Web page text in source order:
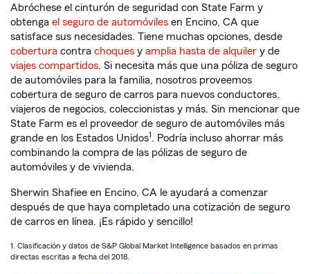
Abróchese el cinturón de seguridad con State Farm y
obtenga el seguro de automóviles en Encino, CA que
satisface sus necesidades. Tiene muchas opciones, desde
cobertura contra choques y amplia hasta de alquiler y de
viajes compartidos. Si necesita más que una póliza de seguro
de automóviles para la familia, nosotros proveemos
cobertura de seguro de carros para nuevos conductores,
viajeros de negocios, coleccionistas y más. Sin mencionar que
State Farm es el proveedor de seguro de automóviles más
grande en los Estados Unidos1 . Podría incluso ahorrar más
combinando la compra de las pólizas de seguro de
automóviles y de vivienda.
Sherwin Shafiee en Encino, CA le ayudará a comenzar
después de que haya completado una cotización de seguro
de carros en línea. ¡Es rápido y sencillo!
1. Clasificación y datos de S&P Global Market Intelligence basados en primas
directas escritas a fecha del 2018.